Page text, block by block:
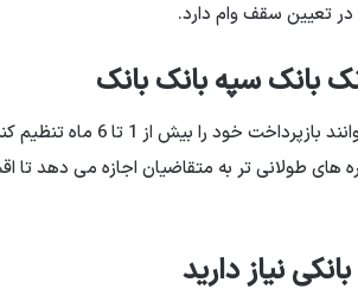
تعیین سقف وام دارد.
بانک سپه بانک بانک
متقاضیانی که وام 1 میلیون دلار دریافت
طولانی تر به متقاضیان اجازه می دهد تا
نیاز دارید